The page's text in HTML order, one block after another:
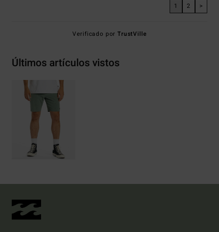
1 2 >
Verificado porTrustVille
Últimos artículos vistos